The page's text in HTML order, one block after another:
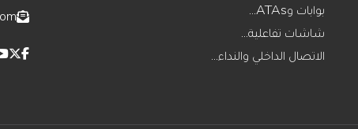
بوابات وATAs...
شاشات تفاعلية...
الاتصال الداخلي والنداء...